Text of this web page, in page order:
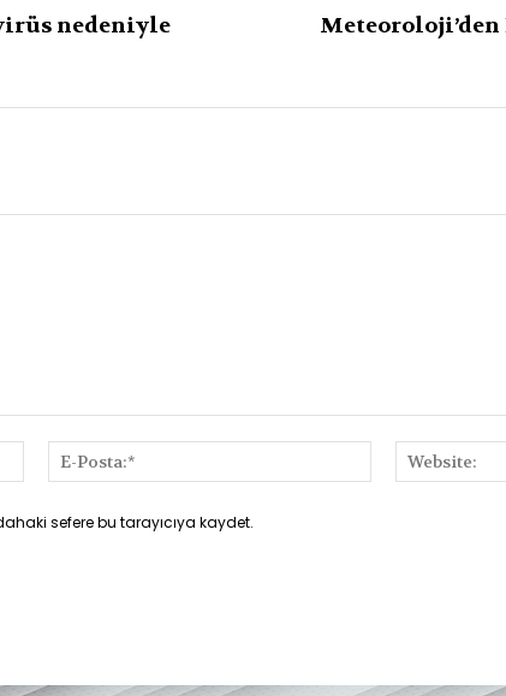
nedeniyle
İsim:*
Posta:*
sefere bu tarayıcıya kaydet.